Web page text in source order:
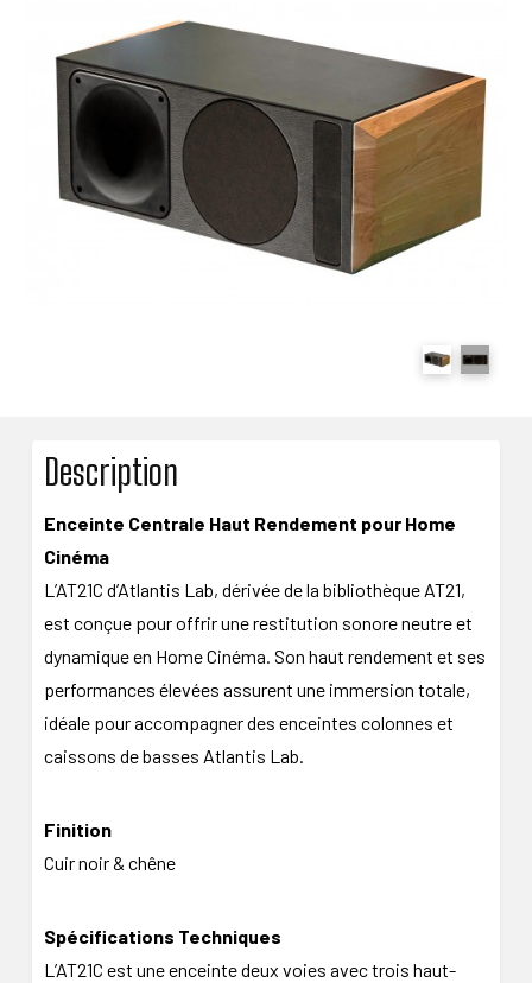
Description
Enceinte Centrale Haut Rendement pour Home
Cinéma
L’AT21C d’Atlantis Lab, dérivée de la bibliothèque AT21,
est conçue pour offrir une restitution sonore neutre et
dynamique en Home Cinéma. Son haut rendement et ses
performances élevées assurent une immersion totale,
idéale pour accompagner des enceintes colonnes et
caissons de basses Atlantis Lab.
Finition
Cuir noir & chêne
Spécifications Techniques
L’AT21C est une enceinte deux voies avec trois haut-